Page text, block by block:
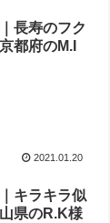
長寿のフク
都府のM.I
2021.01.20
キラキラ似
県のR.K様